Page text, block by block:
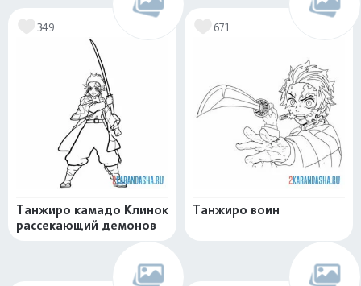
349
Танжиро камадо Клинок
рассекающий демонов
671
Танжиро воин